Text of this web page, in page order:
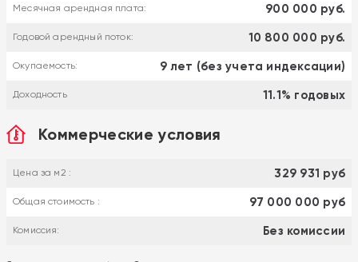
Месячная арендная плата: 900 000 руб.
Годовой арендный поток: 10 800 000 руб.
Окупаемость: 9 лет (без учета индексации)
Доходность 11.1% годовых
Коммерческие условия
Цена за м2 : 329 931 руб
Общая стоимость : 97 000 000 руб
Комиссия: Без комиссии